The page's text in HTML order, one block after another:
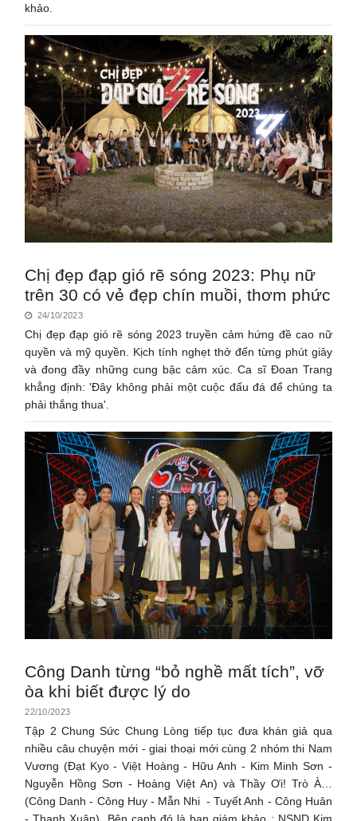
khảo.
Chị đẹp đạp gió rẽ sóng 2023: Phụ nữ
trên 30 có vẻ đẹp chín muồi, thơm phức
24/10/2023
Chị đẹp đạp gió rẽ sóng 2023 truyền cảm hứng đề cao nữ
quyền và mỹ quyền. Kịch tính nghẹt thở đến từng phút giây
và đong đầy những cung bậc cảm xúc. Ca sĩ Đoan Trang
khẳng định: 'Đây không phải một cuộc đấu đá để chúng ta
phải thắng thua'.
Công Danh từng “bỏ nghề mất tích”, vỡ
òa khi biết được lý do
22/10/2023
Tập 2 Chung Sức Chung Lòng tiếp tục đưa khán giả qua
nhiều câu chuyện mới - giai thoại mới cùng 2 nhóm thi Nam
Vương (Đạt Kyo - Việt Hoàng - Hữu Anh - Kim Minh Sơn -
Nguyễn Hồng Sơn - Hoàng Việt An) và Thầy Ơi! Trò À…
(Công Danh - Công Huy - Mẫn Nhi - Tuyết Anh - Công Huân
- Thanh Xuân). Bên cạnh đó là ban giám khảo : NSND Kim